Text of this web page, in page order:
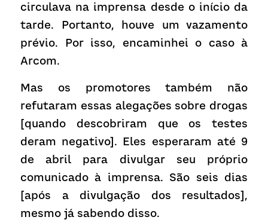
circulava na imprensa desde o início da
tarde. Portanto, houve um vazamento
prévio. Por isso, encaminhei o caso à
Arcom.
Mas os promotores também não
refutaram essas alegações sobre drogas
[quando descobriram que os testes
deram negativo]. Eles esperaram até 9
de abril para divulgar seu próprio
comunicado à imprensa. São seis dias
[após a divulgação dos resultados],
mesmo já sabendo disso.